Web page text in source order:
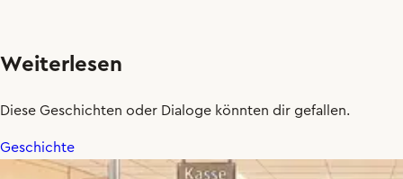
Weiterlesen
Diese Geschichten oder Dialoge könnten dir gefallen.
Geschichte